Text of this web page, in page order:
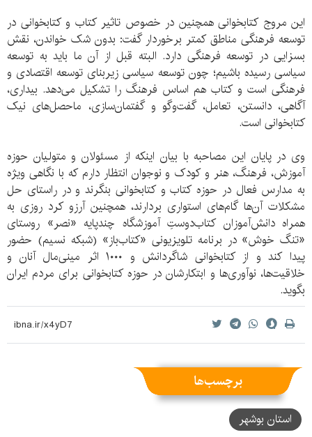
این مروج کتابخوانی همچنین در خصوص تاثیر کتاب و کتابخوانی در
توسعه فرهنگی مناطق کمتر برخوردار گفت: بدون شک خواندن، نقش
بسزایی در توسعه فرهنگی دارد. البته قبل از آن ما باید به توسعه
سیاسی رسیده باشیم؛ چون توسعه سیاسی زیربنای توسعه اقتصادی و
فرهنگی است و کتاب هم اساس فرهنگ را تشکیل می‌دهد. بیداری،
آگاهی، دانستن، تعامل، گفت‌وگو و گفتمان‌سازی، ماحصل‌های نیک
کتابخوانی است.
وی در پایان این مصاحبه با بیان اینکه از مسئولان و متولیان حوزه
آموزش، فرهنگ، هنر و کودک و نوجوان انتظار دارم که با نگاهی ویژه
به مدارس فعال در حوزه کتاب و کتابخوانی بنگرند و در راستای حل
مشکلات آن‌ها گام‌های استواری بردارند، همچنین آرزو کرد روزی به
همراه دانش‌آموزان کتاب‌دوستِ آموزشگاه چندپایه «نصر» روستای
«تنگ خوش» در برنامه تلویزیونی «کتاب‌باز» (شبکه نسیم) حضور
پیدا کند و از کتابخوانی شاگردانش و ۱۰۰۰ اثر مینی‌مال آنان و
خلاقیت‌ها، نوآوری‌ها و ابتکارشان در حوزه کتابخوانی برای مردم ایران
بگوید.
برچسب‌ها
استان بوشهر